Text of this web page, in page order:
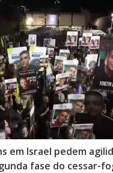
em Israel pedem
fase do cessar-